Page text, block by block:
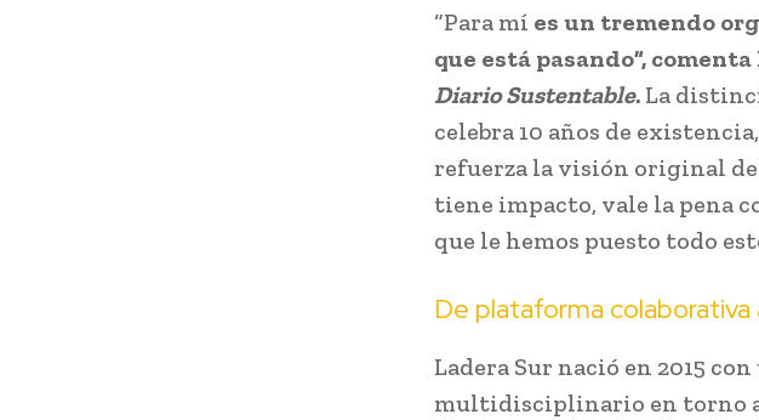
“Para mí es un tremendo
que está pasando”,
Diario Sustentable. La
celebra 10 años de
refuerza la visión original
tiene impacto, vale la pena
que le hemos puesto todo
De plataforma
Ladera Sur nació en 2015
multidisciplinario en torno a